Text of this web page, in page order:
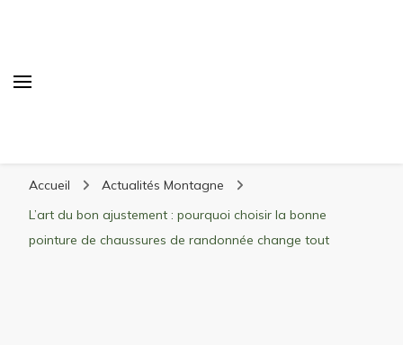
matériel, stations de ski
Accueil
Actualités Montagne
L’art du bon ajustement : pourquoi choisir la bonne
pointure de chaussures de randonnée change tout